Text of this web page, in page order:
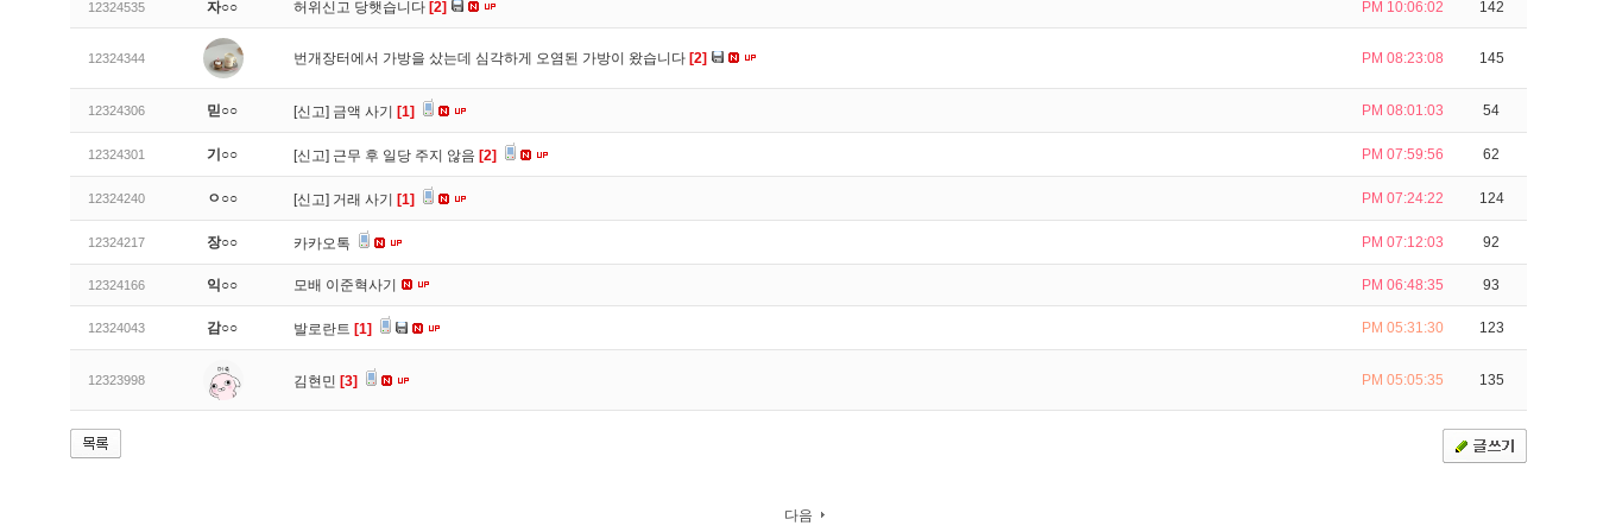
12324535 자○○ 허위신고 당햇습니다 [2] PM 10:06:02 142
12324344 번개장터에서 가방을 샀는데 심각하게 오염된 가방이 왔습니다 [2] PM 08:23:08 145
12324306 믿○○ [신고] 금액 사기 [1] PM 08:01:03 54
12324301 기○○ [신고] 근무 후 일당 주지 않음 [2] PM 07:59:56 62
12324240 ㅇ○○ [신고] 거래 사기 [1] PM 07:24:22 124
12324217 장○○ 카카오톡 PM 07:12:03 92
12324166 익○○ 모배 이준혁사기 PM 06:48:35 93
12324043 감○○ 발로란트 [1] PM 05:31:30 123
12323998 김현민 [3] PM 05:05:35 135
다음